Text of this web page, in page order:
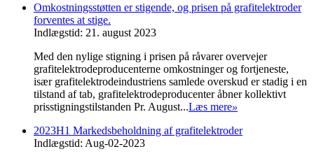
Omkostningsstøtten er stigende, og prisen på grafitelektroder
forventes at stige.
Indlægstid: 21. august 2023
Med den nylige stigning i prisen på råvarer overvejer
grafitelektrodeproducenterne omkostninger og fortjeneste,
især grafitelektrodeindustriens samlede overskud er stadig i en
tilstand af tab, grafitelektrodeproducenter åbner kollektivt
prisstigningstilstanden Pr. August...Læs mere»
2023H1 Markedsbeholdning af grafitelektroder
Indlægstid: Aug-02-2023